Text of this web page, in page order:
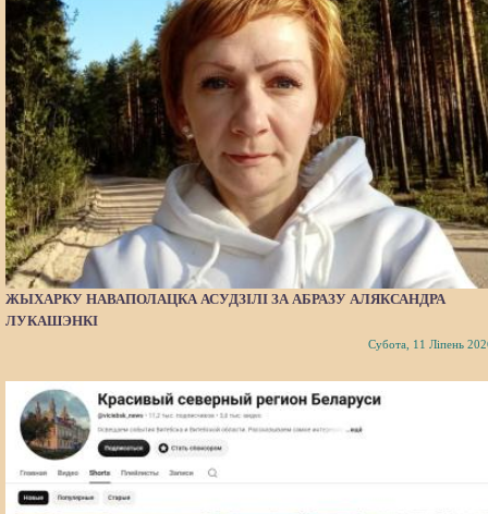
ЖЫХАРКУ НАВАПОЛАЦКА АСУДЗІЛІ ЗА АБРАЗУ АЛЯКСАНДРА
ЛУКАШЭНКІ
Субота, 11 Ліпень